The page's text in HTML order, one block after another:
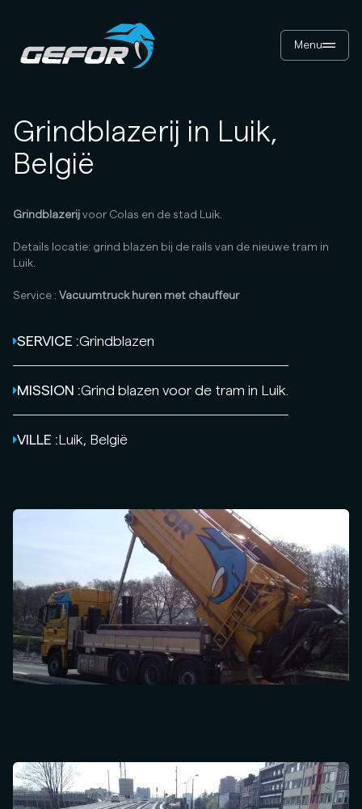
Menu
Grindblazerij in Luik,
België
Grindblazerij voor Colas en de stad Luik.
Details locatie: grind blazen bij de rails van de nieuwe tram in
Luik.
Service : Vacuumtruck huren met chauffeur
SERVICE :Grindblazen
MISSION :Grind blazen voor de tram in Luik.
VILLE :Luik, België